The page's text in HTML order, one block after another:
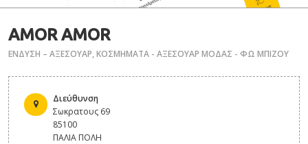
AMOR AMOR
ΕΝΔΥΣΗ – ΑΞΕΣΟΥΑΡ,ΚΟΣΜΗΜΑΤΑ - ΑΞΕΣΟΥΑΡ ΜΟΔΑΣ - ΦΩ ΜΠΙΖΟΥ
Διεύθυνση
Σωκρατους 69
85100
ΠΑΛΙΑ ΠΟΛΗ